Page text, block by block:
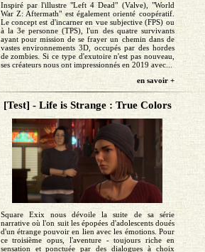
Inspiré par l'illustre "Left 4 Dead" (Valve), "World
War Z: Aftermath" est également orienté coopératif.
Le concept est d'incarner en vue subjective (FPS) ou
à la 3e personne (TPS), l'un des quatre survivants
ayant pour mission de se frayer un chemin dans de
vastes environnements 3D, occupés par des hordes
de zombies. Si ce type d'exutoire n'est pas nouveau,
ses créateurs nous ont impressionnés en 2019 avec...
en savoir +
[Test] - Life is Strange : True Colors
Square Exix nous dévoile la suite de sa série
narrative où l'on suit les épopées d'adolescents doués
d'un étrange pouvoir en lien avec les émotions. Pour
ce troisième opus, l'aventure - toujours riche en
sensation et ponctuée par des dialogues à choix